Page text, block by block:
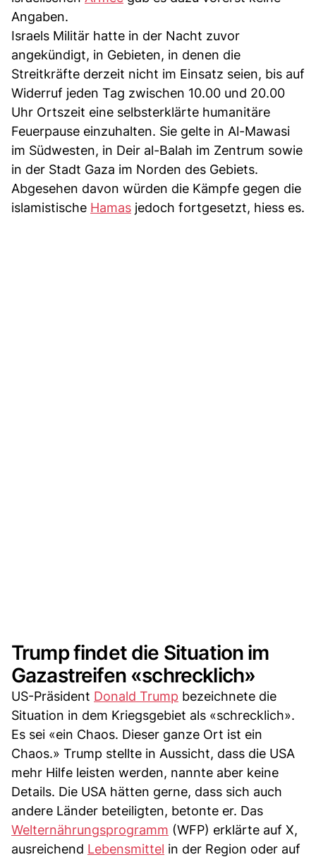
Angaben.
Israels Militär hatte in der Nacht zuvor
angekündigt, in Gebieten, in denen die
Streitkräfte derzeit nicht im Einsatz seien, bis auf
Widerruf jeden Tag zwischen 10.00 und 20.00
Uhr Ortszeit eine selbsterklärte humanitäre
Feuerpause einzuhalten. Sie gelte in Al-Mawasi
im Südwesten, in Deir al-Balah im Zentrum sowie
in der Stadt Gaza im Norden des Gebiets.
Abgesehen davon würden die Kämpfe gegen die
islamistische Hamas jedoch fortgesetzt, hiess es.
Trump findet die Situation im
Gazastreifen «schrecklich»
US-Präsident Donald Trump bezeichnete die
Situation in dem Kriegsgebiet als «schrecklich».
Es sei «ein Chaos. Dieser ganze Ort ist ein
Chaos.» Trump stellte in Aussicht, dass die USA
mehr Hilfe leisten werden, nannte aber keine
Details. Die USA hätten gerne, dass sich auch
andere Länder beteiligten, betonte er. Das
Welternährungsprogramm (WFP) erklärte auf X,
ausreichend Lebensmittel in der Region oder auf